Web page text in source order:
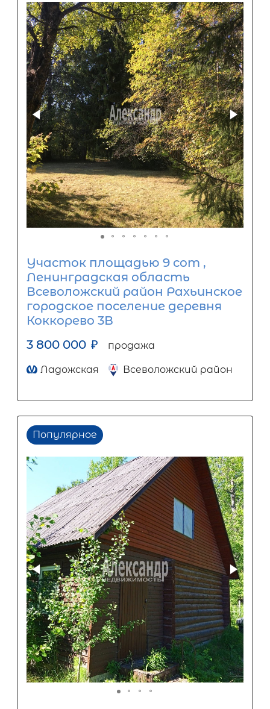
Участок площадью 9 сот ,
Ленинградская область
Всеволожский район Рахьинское
городское поселение деревня
Коккорево 3В
3 800 000 ₽ продажа
Ладожская Всеволожский район
Популярное